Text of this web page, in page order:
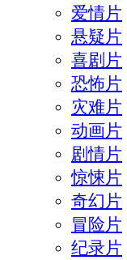
爱情片
悬疑片
喜剧片
恐怖片
灾难片
动画片
剧情片
惊悚片
奇幻片
冒险片
纪录片